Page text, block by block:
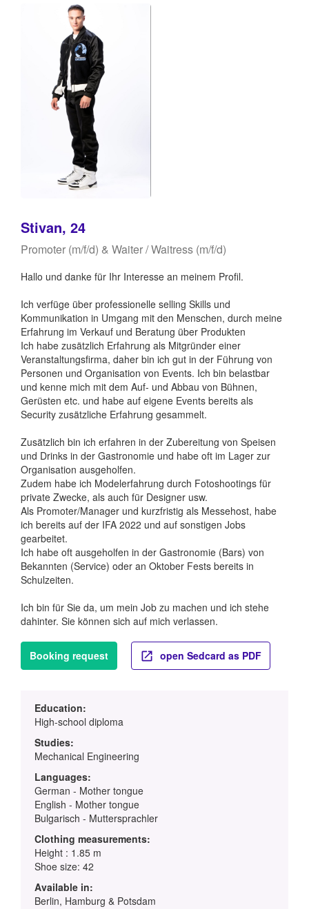
Stivan, 24
Promoter (m/f/d) & Waiter / Waitress (m/f/d)
Hallo und danke für Ihr Interesse an meinem Profil.
Ich verfüge über professionelle selling Skills und
Kommunikation in Umgang mit den Menschen, durch meine
Erfahrung im Verkauf und Beratung über Produkten
Ich habe zusätzlich Erfahrung als Mitgründer einer
Veranstaltungsfirma, daher bin ich gut in der Führung von
Personen und Organisation von Events. Ich bin belastbar
und kenne mich mit dem Auf- und Abbau von Bühnen,
Gerüsten etc. und habe auf eigene Events bereits als
Security zusätzliche Erfahrung gesammelt.
Zusätzlich bin ich erfahren in der Zubereitung von Speisen
und Drinks in der Gastronomie und habe oft im Lager zur
Organisation ausgeholfen.
Zudem habe ich Modelerfahrung durch Fotoshootings für
private Zwecke, als auch für Designer usw.
Als Promoter/Manager und kurzfristig als Messehost, habe
ich bereits auf der IFA 2022 und auf sonstigen Jobs
gearbeitet.
Ich habe oft ausgeholfen in der Gastronomie (Bars) von
Bekannten (Service) oder an Oktober Fests bereits in
Schulzeiten.
Ich bin für Sie da, um mein Job zu machen und ich stehe
dahinter. Sie können sich auf mich verlassen.
Booking request open Sedcard as PDF
Education:
High-school diploma
Studies:
Mechanical Engineering
Languages:
German - Mother tongue
English - Mother tongue
Bulgarisch - Muttersprachler
Clothing measurements:
Height : 1.85 m
Shoe size: 42
Available in:
Berlin, Hamburg & Potsdam